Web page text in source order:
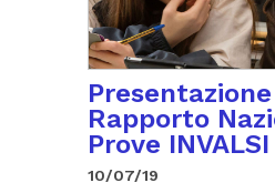
Rapporto
Prove
10/07/19